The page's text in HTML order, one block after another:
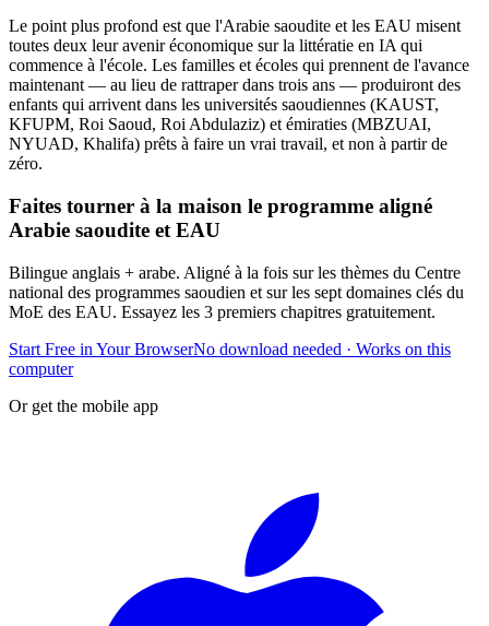
Le point plus profond est que l'Arabie saoudite et les EAU misent
toutes deux leur avenir économique sur la littératie en IA qui
commence à l'école. Les familles et écoles qui prennent de l'avance
maintenant — au lieu de rattraper dans trois ans — produiront des
enfants qui arrivent dans les universités saoudiennes (KAUST,
KFUPM, Roi Saoud, Roi Abdulaziz) et émiraties (MBZUAI,
NYUAD, Khalifa) prêts à faire un vrai travail, et non à partir de
zéro.
Faites tourner à la maison le programme aligné
Arabie saoudite et EAU
Bilingue anglais + arabe. Aligné à la fois sur les thèmes du Centre
national des programmes saoudien et sur les sept domaines clés du
MoE des EAU. Essayez les 3 premiers chapitres gratuitement.
Start Free in Your BrowserNo download needed · Works on this
computer
Or get the mobile app